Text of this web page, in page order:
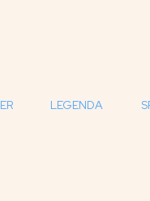
LEGENDA